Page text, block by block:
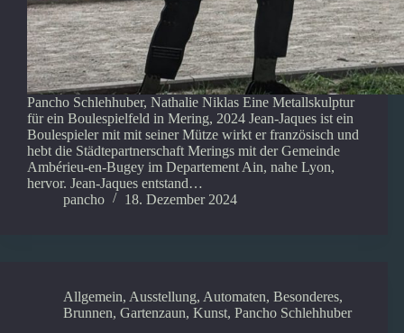
Pancho Schlehhuber, Nathalie Niklas Eine Metallskulptur
für ein Boulespielfeld in Mering, 2024 Jean-Jaques ist ein
Boulespieler mit mit seiner Mütze wirkt er französisch und
hebt die Städtepartnerschaft Merings mit der Gemeinde
Ambérieu-en-Bugey im Departement Ain, nahe Lyon,
hervor. Jean-Jaques entstand…
pancho
18. Dezember 2024
Allgemein, Ausstellung, Automaten, Besonderes,
Brunnen, Gartenzaun, Kunst, Pancho Schlehhuber